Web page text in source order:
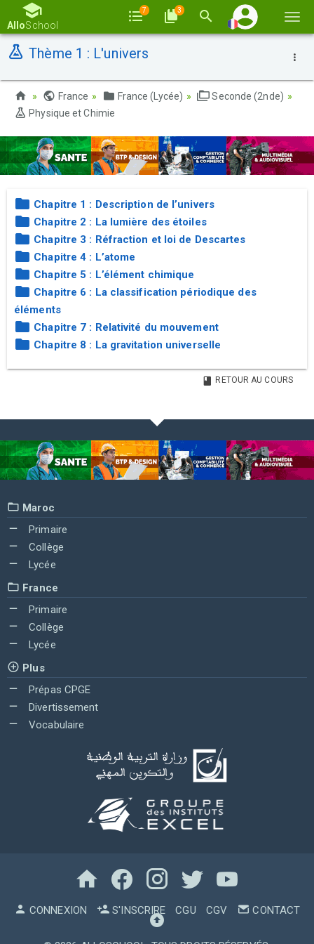
la
AlloSchool
7 3
Thème 1 : L'univers
France France (Lycée)
Seconde (2nde)
Physique et Chimie
Chapitre 1 : Description de l’univers
Chapitre 2 : La lumière des étoiles
Chapitre 3 : Réfraction et loi de Descartes
Chapitre 4 : L’atome
Chapitre 5 : L’élément chimique
Chapitre 6 : La classification périodique des
éléments
Chapitre 7 : Relativité du mouvement
Chapitre 8 : La gravitation universelle
RETOUR AU COURS
Maroc
Primaire
Collège
Lycée
France
Primaire
Collège
Lycée
Plus
Prépas CPGE
Divertissement
Vocabulaire
CONNEXION S'INSCRIRE CGU CGV CONTACT